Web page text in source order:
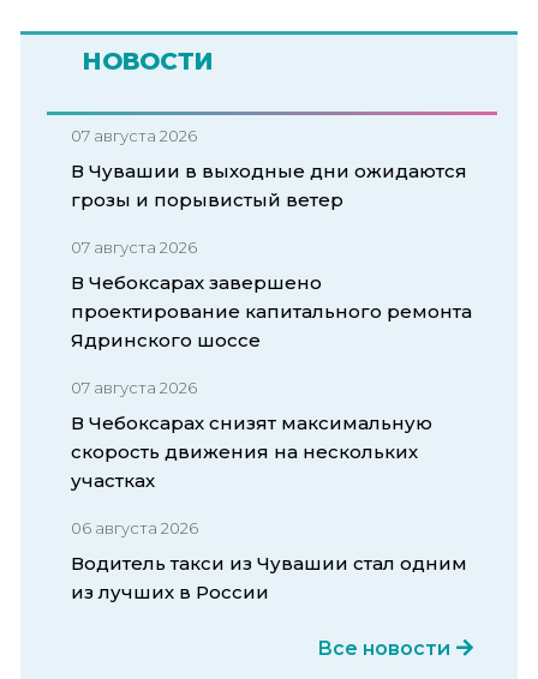
НОВОСТИ
07 августа 2026
В Чувашии в выходные дни ожидаются
грозы и порывистый ветер
07 августа 2026
В Чебоксарах завершено
проектирование капитального ремонта
Ядринского шоссе
07 августа 2026
В Чебоксарах снизят максимальную
скорость движения на нескольких
участках
06 августа 2026
Водитель такси из Чувашии стал одним
из лучших в России
Все новости